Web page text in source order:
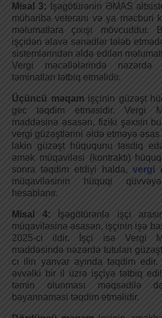
Misal 3: İşəgötürənin ƏMAS
müharibə veteranı və ya məcburi
məlumatlara çıxışı
işçidən əlavə sənədlər tələb
sistemlərindən əldə edilən
Vergi məcəllələrində
təminatları tətbiq etməlidir.
Üçüncü məqam işçinin güzəşt
gec təqdim etməsidir. Vergi
maddəsinə əsasən, fiziki şəxsin
vergi güzəştlərini əldə etməyə
lakin güzəşt hüququnu təsdiq
əmək müqaviləsi (kontraktı)
sonra təqdim etdiyi halda,vergi
müqaviləsinin hüquqi
hesablanır.
Misal 4:
İşəgötürənlə işçi
müqaviləsinə əsasən, işçinin işə
2025-ci ildir. İşçi isə Vergi
maddəsində nəzərdə tutulan
cı ilin yanvar ayında təqdim
əvvəlki bir il üzrə işçiyə tətbiq
təmin olunması məqsədilə
bəyannaməsi təqdim etməlidir.